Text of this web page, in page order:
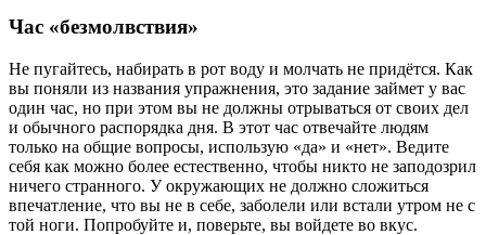
Час «безмолвствия»
Не пугайтесь, набирать в рот воду и молчать не придётся. Как
вы поняли из названия упражнения, это задание займет у вас
один час, но при этом вы не должны отрываться от своих дел
и обычного распорядка дня. В этот час отвечайте людям
только на общие вопросы, использую «да» и «нет». Ведите
себя как можно более естественно, чтобы никто не заподозрил
ничего странного. У окружающих не должно сложиться
впечатление, что вы не в себе, заболели или встали утром не с
той ноги. Попробуйте и, поверьте, вы войдете во вкус.